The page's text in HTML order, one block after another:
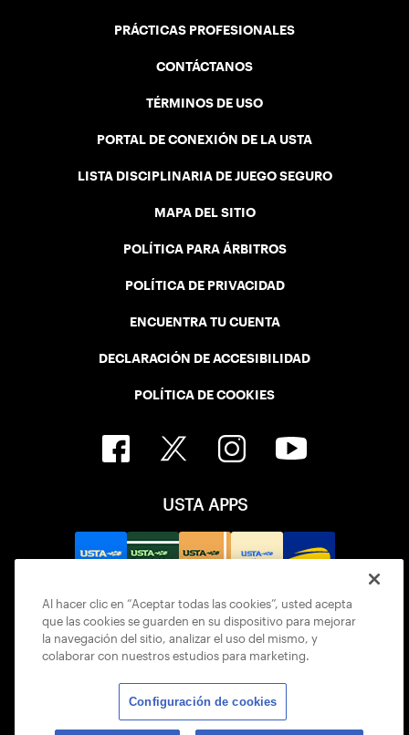
PRÁCTICAS PROFESIONALES
CONTÁCTANOS
TÉRMINOS DE USO
PORTAL DE CONEXIÓN DE LA USTA
LISTA DISCIPLINARIA DE JUEGO SEGURO
MAPA DEL SITIO
POLÍTICA PARA ÁRBITROS
POLÍTICA DE PRIVACIDAD
ENCUENTRA TU CUENTA
DECLARACIÓN DE ACCESIBILIDAD
POLÍTICA DE COOKIES
USTA APPS
© 2026 USTA ALL RIGHTS RESERVED
Al hacer clic en “Aceptar todas las cookies”, usted acepta
que las cookies se guarden en su dispositivo para mejorar
la navegación del sitio, analizar el uso del mismo, y
colaborar con nuestros estudios para marketing.
Configuración de cookies